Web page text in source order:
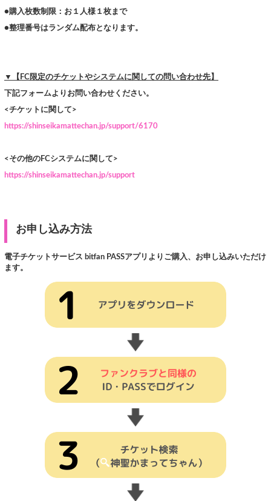
●購入枚数制限：お１人様１枚まで
●整理番号はランダム配布となります。
▼【FC限定のチケットやシステムに関しての問い合わせ先】
下記フォームよりお問い合わせください。
<チケットに関して>
https://shinseikamattechan.jp/support/6170
<その他のFCシステムに関して>
https://shinseikamattechan.jp/support
お申し込み方法
電子チケットサービス bitfan PASSアプリよりご購入、お申し込みいただけ
ます。